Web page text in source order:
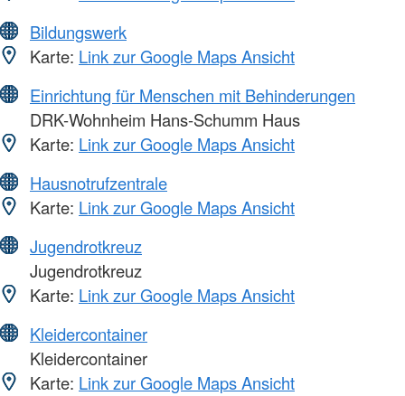
Bildungswerk
Karte: Link zur Google Maps Ansicht
Einrichtung für Menschen mit Behinderungen
DRK-Wohnheim Hans-Schumm Haus
Karte: Link zur Google Maps Ansicht
Hausnotrufzentrale
Karte: Link zur Google Maps Ansicht
Jugendrotkreuz
Jugendrotkreuz
Karte: Link zur Google Maps Ansicht
Kleidercontainer
Kleidercontainer
Karte: Link zur Google Maps Ansicht